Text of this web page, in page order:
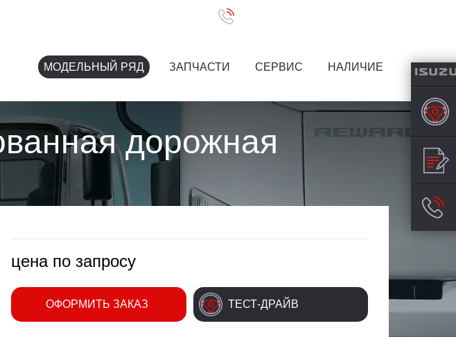
МОДЕЛЬНЫЙ РЯД ЗАПЧАСТИ СЕРВИС НАЛИЧИЕ
дорожная
цена по запросу
ОФОРМИТЬ ЗАКАЗ ТЕСТ-ДРАЙВ